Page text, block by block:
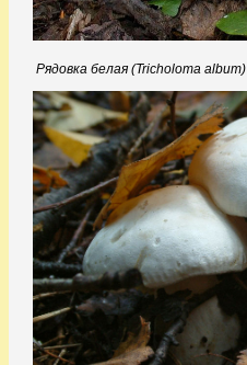
Рядовка белая (Tricholoma album)